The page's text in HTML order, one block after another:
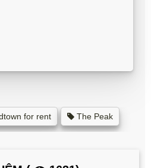
for rent The Peak